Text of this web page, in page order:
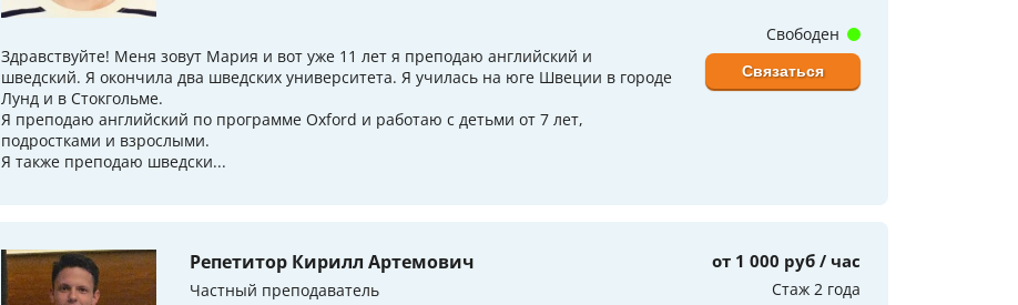
Здравствуйте! Меня зовут Мария и вот уже 11 лет я преподаю английский и
шведский. Я окончила два шведских университета. Я училась на юге Швеции в городе
Лунд и в Стокгольме.
Я преподаю английский по программе Oxford и работаю с детьми от 7 лет,
подростками и взрослыми.
Я также преподаю шведски...
Свободен
Связаться
Репетитор Кирилл Артемович
Частный преподаватель
от 1 000 руб / час
Стаж 2 года